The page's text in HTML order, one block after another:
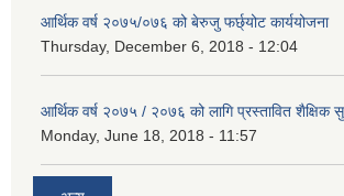
आर्थिक वर्ष २०७५/०७६ को बेरुजु फर्छ्योट कार्ययोजना
Thursday, December 6, 2018 - 12:04
आर्थिक वर्ष २०७५ / २०७६ को लागि प्रस्तावित शैक्षिक
Monday, June 18, 2018 - 11:57